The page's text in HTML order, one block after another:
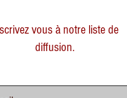
vous à notre liste de
diffusion.